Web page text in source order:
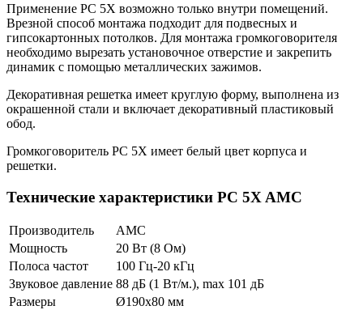
Применение PC 5X возможно только внутри помещений.
Врезной способ монтажа подходит для подвесных и
гипсокартонных потолков. Для монтажа громкоговорителя
необходимо вырезать установочное отверстие и закрепить
динамик с помощью металлических зажимов.
Декоративная решетка имеет круглую форму, выполнена из
окрашенной стали и включает декоративный пластиковый
обод.
Громкоговоритель PC 5X имеет белый цвет корпуса и
решетки.
Технические характеристики PC 5X AMC
Производитель
AMC
Мощность
20 Вт (8 Ом)
Полоса частот
100 Гц-20 кГц
Звуковое давление 88 дБ (1 Вт/м.), max 101 дБ
Размеры
Ø190х80 мм